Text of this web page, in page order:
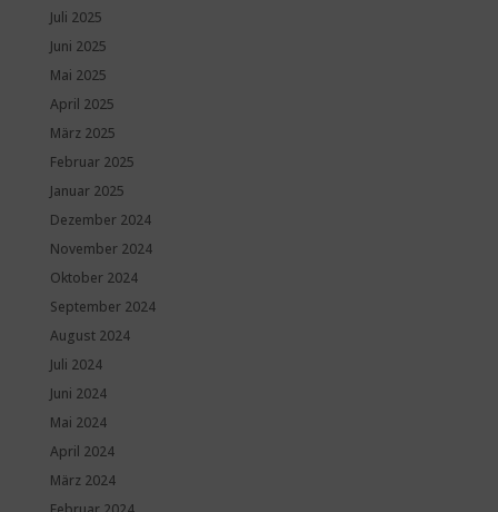
Juli 2025
Juni 2025
Mai 2025
April 2025
März 2025
Februar 2025
Januar 2025
Dezember 2024
November 2024
Oktober 2024
September 2024
August 2024
Juli 2024
Juni 2024
Mai 2024
April 2024
März 2024